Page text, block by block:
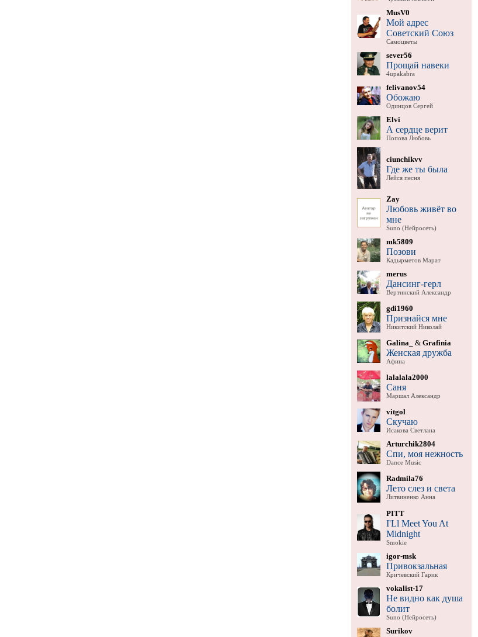
MusV0
Мой адрес
Советский Союз
Самоцветы
sever56
Прощай навеки
4upakabra
felivanov54
Обожаю
Одинцов Сергей
Elvi
А сердце верит
Попова Любовь
ciunchikvv
Где же ты была
Лейся песня
Zay
Любовь живёт во
мне
Suno (Нейросеть)
mk5809
Позови
Кадырметов Марат
merus
Дансинг-герл
Вертинский Александр
gdi1960
Признайся мне
Никитский Николай
Galina_ & Grafinia
Женская дружба
Афина
lalalala2000
Саня
Маршал Александр
vitgol
Скучаю
Исакова Светлана
Arturchik2804
Спи, моя нежность
Dance Music
Radmila76
Лето слез и света
Литвиненко Анна
PITT
I'Ll Meet You At
Midnight
Smokie
igor-msk
Привокзальная
Кричевский Гарик
vokalist-17
Не видно как душа
болит
Suno (Нейросеть)
Surikov